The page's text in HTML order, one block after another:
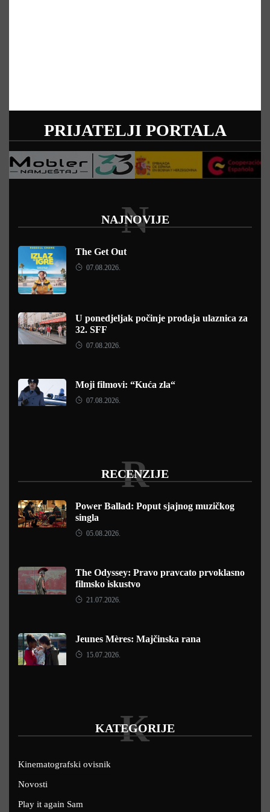
PRIJATELJI PORTALA
NAJNOVIJE
N
The Get Out
07.08.2026.
U ponedjeljak počinje prodaja ulaznica za
32. SFF
07.08.2026.
Moji filmovi: “Kuća zla“
07.08.2026.
RECENZIJE
R
Power Ballad: Poput sjajnog muzičkog
singla
05.08.2026.
The Odyssey: Pravo pravcato prvoklasno
filmsko iskustvo
21.07.2026.
Jeunes Mères: Majčinska rana
15.07.2026.
KATEGORIJE
K
Kinematografski ovisnik
Novosti
Play it again Sam